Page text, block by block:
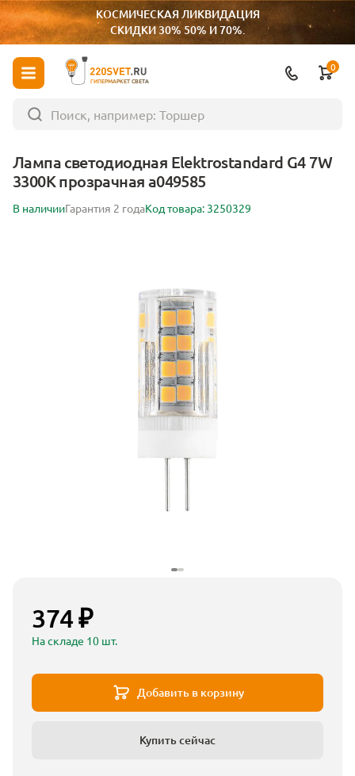
КОСМИЧЕСКАЯ ЛИКВИДАЦИЯ
СКИДКИ 30% 50% И 70%.
ГИПЕРМАРКЕТ СВЕТА
0
Лампа светодиодная Elektrostandard G4 7W
3300K прозрачная a049585
В наличииГарантия 2 годаКод товара: 3250329
374 ₽
На складе 10 шт.
Добавить в корзину
Купить сейчас